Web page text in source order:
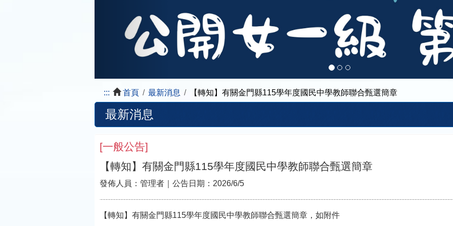
::: 首頁 最新消息 【轉知】有關金門縣115學年度國民中學教師聯合甄選簡章
最新消息
[一般公告]
【轉知】有關金門縣115學年度國民中學教師聯合甄選簡章
發佈人員： 管理者 ｜公告日期： 2026/6/5
【轉知】有關金門縣115學年度國民中學教師聯合甄選簡章，如附件